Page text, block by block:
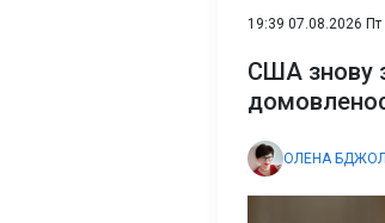
19:39 07.08.2026 Пт
США знову
ОЛЕНА